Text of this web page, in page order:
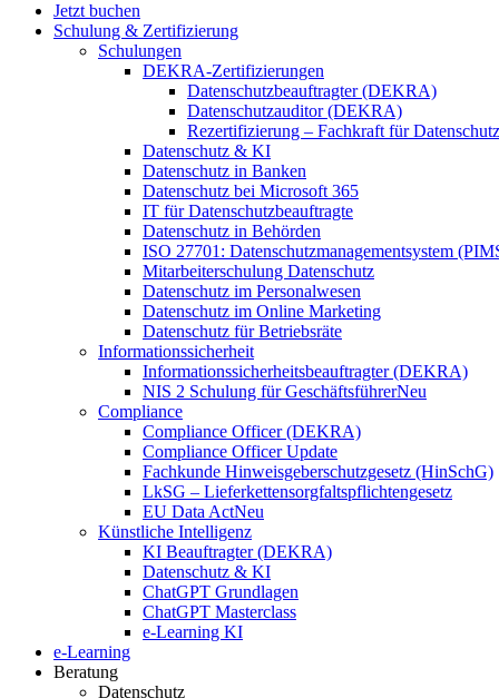
Jetzt buchen
Schulung & Zertifizierung
Schulungen
DEKRA-Zertifizierungen
Datenschutzbeauftragter (DEKRA)
Datenschutzauditor (DEKRA)
Rezertifizierung – Fachkraft für
Datenschutz & KI
Datenschutz in Banken
Datenschutz bei Microsoft 365
IT für Datenschutzbeauftragte
Datenschutz in Behörden
ISO 27701: Datenschutzmanagementsystem
Mitarbeiterschulung Datenschutz
Datenschutz im Personalwesen
Datenschutz im Online Marketing
Datenschutz für Betriebsräte
Informationssicherheit
Informationssicherheitsbeauftragter (DEKRA)
NIS 2 Schulung für GeschäftsführerNeu
Compliance
Compliance Officer (DEKRA)
Compliance Officer Update
Fachkunde Hinweisgeberschutzgesetz (HinSchG)
LkSG – Lieferkettensorgfaltspflichtengesetz
EU Data ActNeu
Künstliche Intelligenz
KI Beauftragter (DEKRA)
Datenschutz & KI
ChatGPT Grundlagen
ChatGPT Masterclass
e-Learning KI
e-Learning
Beratung
Datenschutz